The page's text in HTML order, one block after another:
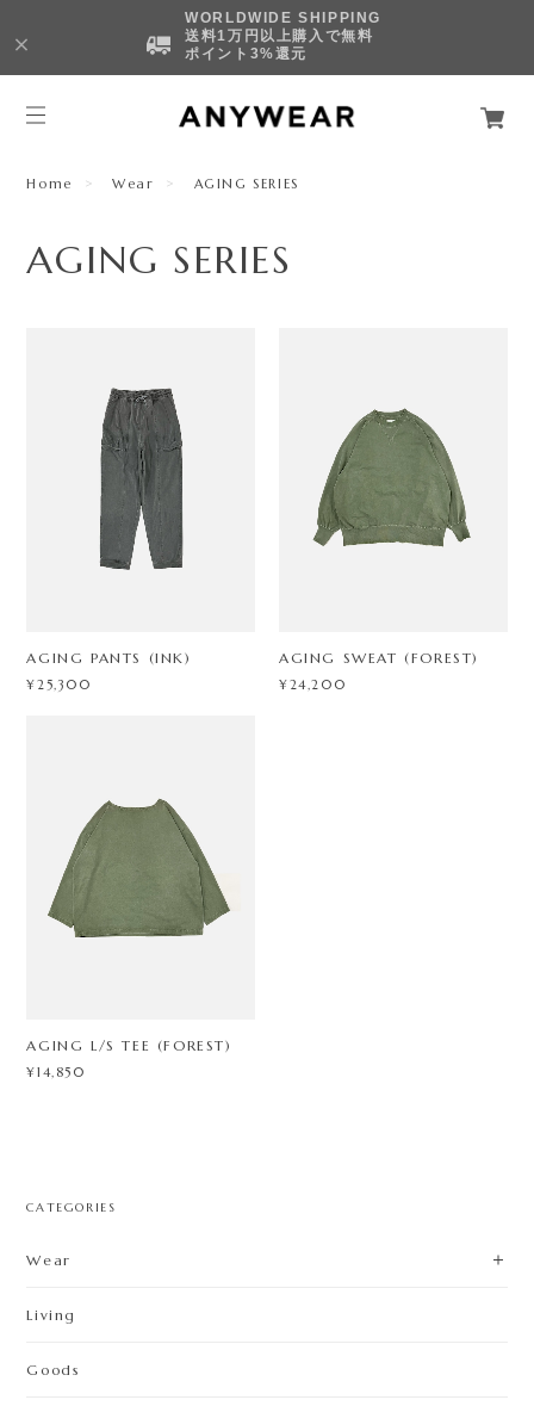
WORLDWIDE SHIPPING
送料1万円以上購入で無料
ポイント3%還元
Home Wear AGING SERIES
AGING SERIES
AGING PANTS (INK)
¥25,300
AGING SWEAT (FOREST)
¥24,200
AGING L/S TEE (FOREST)
¥14,850
CATEGORIES
Wear
Living
Goods